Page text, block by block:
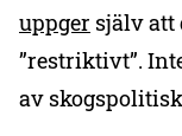
uppger själv
”restriktivt”.
av